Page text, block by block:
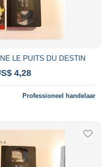
LE PUITS DU DESTIN
4,28
Professioneel handelaar